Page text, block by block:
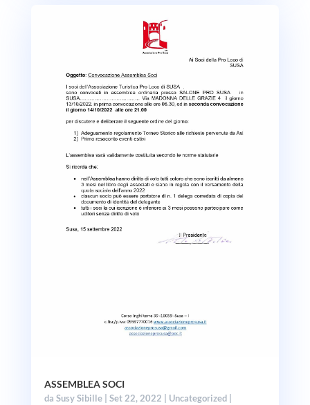
ASSEMBLEA SOCI
da Susy Sibille| Set 22, 2022 Uncategorized|